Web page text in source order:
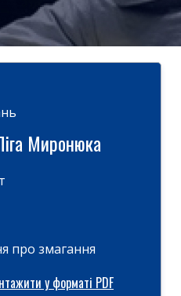
Миронюка
про змагання
у форматі PDF